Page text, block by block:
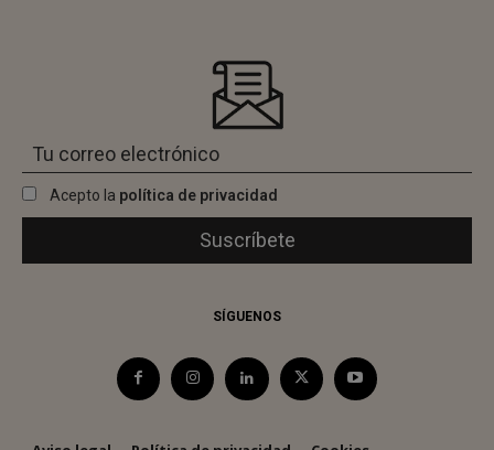
Acepto la política de privacidad
SÍGUENOS